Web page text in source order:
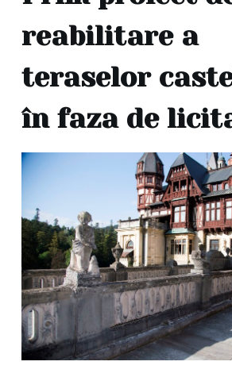
reabilitare a
teraselor
în faza de